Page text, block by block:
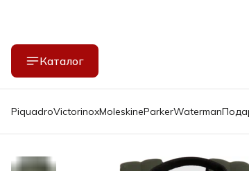
Каталог
PiquadroVictorinoxMoleskineParkerWaterman